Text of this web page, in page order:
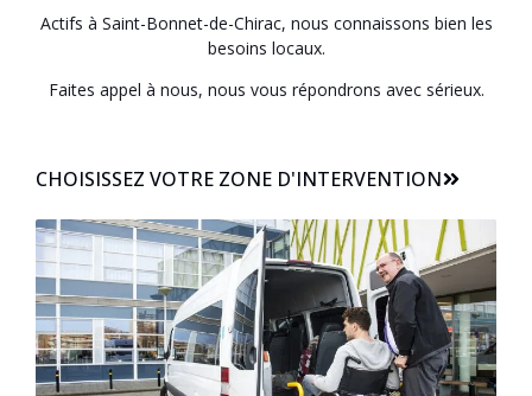
Actifs à Saint-Bonnet-de-Chirac, nous connaissons bien les
besoins locaux.
Faites appel à nous, nous vous répondrons avec sérieux.
CHOISISSEZ VOTRE ZONE D'INTERVENTION